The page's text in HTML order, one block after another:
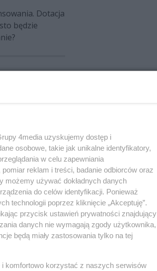
Dotacja
będzie
4media uzyskujemy dostęp i
osobowe, takie jak unikalne identyfikatory,
w celu zapewniania
reklam i treści, badanie odbiorców oraz
możemy używać dokładnych danych
do celów identyfikacji. Ponieważ
technologii poprzez kliknięcie „Akceptuję”.
przycisk ustawień prywatności znajdujący
danych nie wymagają zgody użytkownika,
będą miały zastosowania tylko na tej
komfortowo korzystać z naszych serwisów